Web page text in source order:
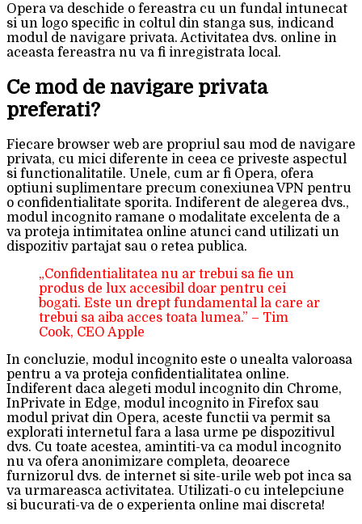
Opera va deschide o fereastra cu un fundal intunecat
si un logo specific in coltul din stanga sus, indicand
modul de navigare privata. Activitatea dvs. online in
aceasta fereastra nu va fi inregistrata local.
Ce mod de navigare privata
preferati?
Fiecare browser web are propriul sau mod de navigare
privata, cu mici diferente in ceea ce priveste aspectul
si functionalitatile. Unele, cum ar fi Opera, ofera
optiuni suplimentare precum conexiunea VPN pentru
o confidentialitate sporita. Indiferent de alegerea dvs.,
modul incognito ramane o modalitate excelenta de a
va proteja intimitatea online atunci cand utilizati un
dispozitiv partajat sau o retea publica.
„Confidentialitatea nu ar trebui sa fie un
produs de lux accesibil doar pentru cei
bogati. Este un drept fundamental la care ar
trebui sa aiba acces toata lumea.” – Tim
Cook, CEO Apple
In concluzie, modul incognito este o unealta valoroasa
pentru a va proteja confidentialitatea online.
Indiferent daca alegeti modul incognito din Chrome,
InPrivate in Edge, modul incognito in Firefox sau
modul privat din Opera, aceste functii va permit sa
explorati internetul fara a lasa urme pe dispozitivul
dvs. Cu toate acestea, amintiti-va ca modul incognito
nu va ofera anonimizare completa, deoarece
furnizorul dvs. de internet si site-urile web pot inca sa
va urmareasca activitatea. Utilizati-o cu intelepciune
si bucurati-va de o experienta online mai discreta!